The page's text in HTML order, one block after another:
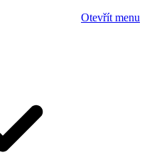
Otevřít menu